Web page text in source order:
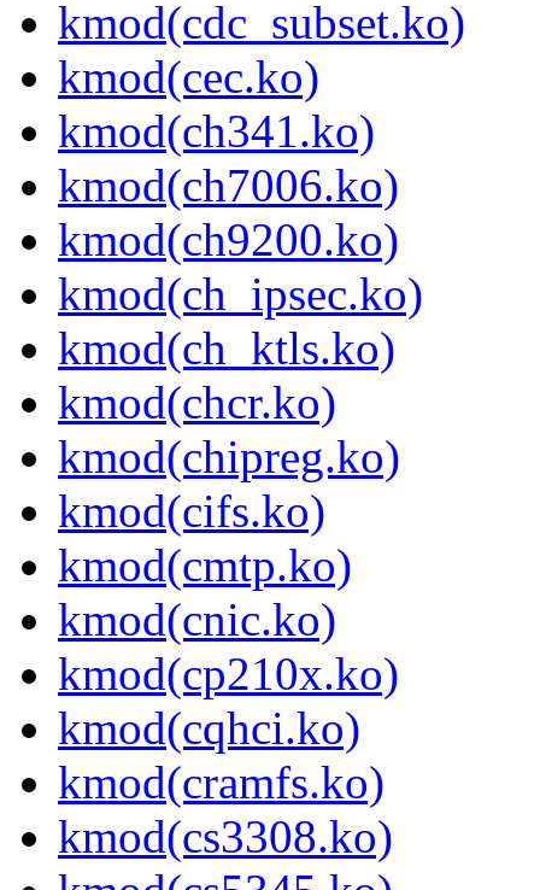
kmod(cdc_subset.ko)
kmod(cec.ko)
kmod(ch341.ko)
kmod(ch7006.ko)
kmod(ch9200.ko)
kmod(ch_ipsec.ko)
kmod(ch_ktls.ko)
kmod(chcr.ko)
kmod(chipreg.ko)
kmod(cifs.ko)
kmod(cmtp.ko)
kmod(cnic.ko)
kmod(cp210x.ko)
kmod(cqhci.ko)
kmod(cramfs.ko)
kmod(cs3308.ko)